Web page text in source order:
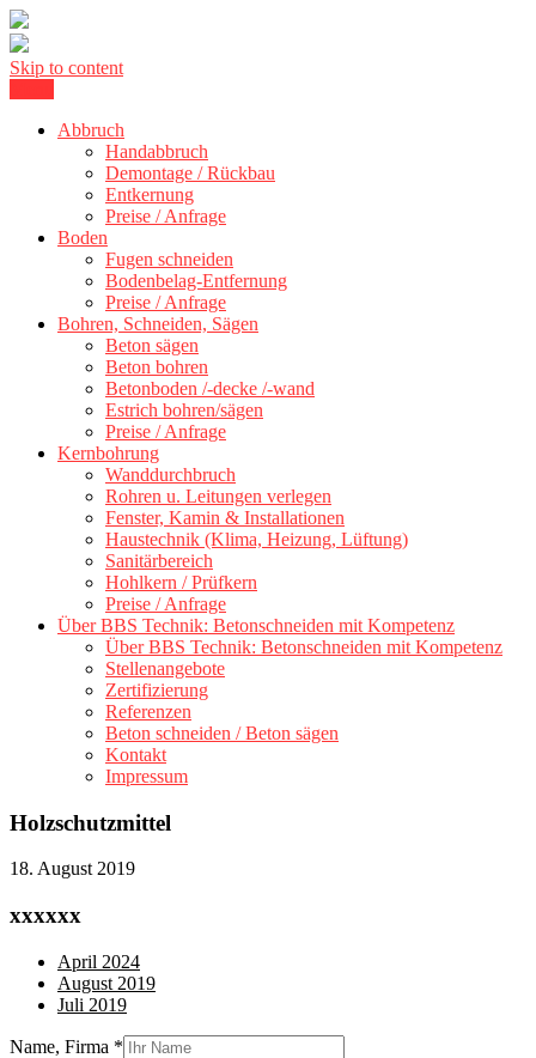
Skip to content
Betonschneiden Stuttgart
+ 300 kmAbbruch
Handabbruch
Demontage / Rückbau
Entkernung
Preise / Anfrage
Boden
Fugen schneiden
Bodenbelag-Entfernung
Preise / Anfrage
Bohren, Schneiden, Sägen
Beton sägen
Beton bohren
Betonboden /-decke /-wand
Estrich bohren/sägen
Preise / Anfrage
Kernbohrung
Wanddurchbruch
Rohren u. Leitungen verlegen
Fenster, Kamin & Installationen
Haustechnik (Klima, Heizung, Lüftung)
Sanitärbereich
Hohlkern / Prüfkern
Preise / Anfrage
Über BBS Technik: Betonschneiden mit Kompetenz
Über BBS Technik: Betonschneiden mit Kompetenz
Stellenangebote
Zertifizierung
Referenzen
Beton schneiden / Beton sägen
Kontakt
Impressum
Holzschutzmittel
18. August 2019
xxxxxx
April 2024
August 2019
Juli 2019
Name, Firma *